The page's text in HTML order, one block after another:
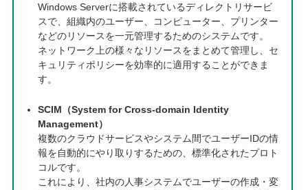
Windows Serverに搭載されているディレクトリサービ
スで、組織内のユーザー、コンピューター、プリンター
などのリソースを一元管理するためのシステムです。
ネットワーク上の様々なリソースをまとめて管理し、セ
キュリティポリシーを効率的に適用することができま
す。
SCIM（System for Cross-domain Identity
Management）
複数のクラウドサービスやシステム間でユーザーIDの情
報を自動的にやり取りするための、標準化されたプロト
コルです。
これにより、社内の人事システムでユーザーの作成・変